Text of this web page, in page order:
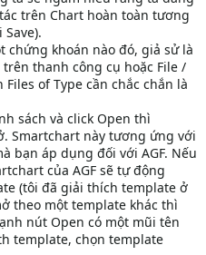
trên Chart hoàn toàn tương
chứng khoán nào đó, giả sử là
trên thanh công cụ hoặc File /
of Type cần chắc chắn là
sách và click Open thì
Smartchart này tương ứng với
bạn áp dụng đối với AGF. Nếu
của AGF sẽ tự động
(tôi đã giải thích template ở
theo một template khác thì
nút Open có một mũi tên
template, chọn template